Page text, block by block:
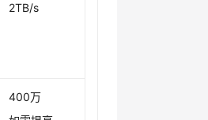
2TB/s
400万